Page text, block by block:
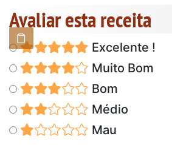
Avaliar esta receita
Excelente !
Muito Bom
Bom
Médio
Mau